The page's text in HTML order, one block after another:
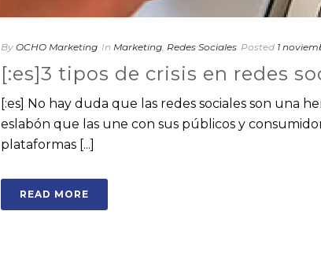
By OCHO Marketing In Marketing, Redes Sociales Posted 1
[:es]3 tipos de crisis en redes
[:es] No hay duda que las redes sociales son una
eslabón que las une con sus públicos y
plataformas [...]
READ MORE